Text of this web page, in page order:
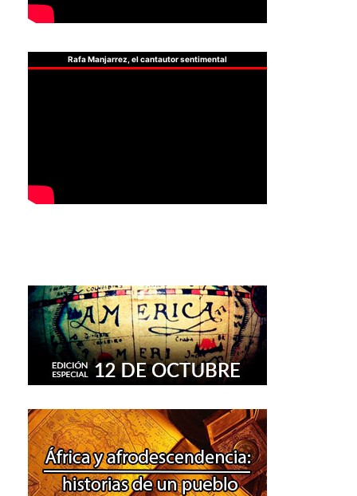
Rafa Manjarrez, el cantautor sentimental